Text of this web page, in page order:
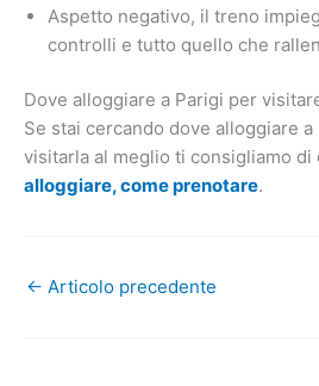
Aspetto negativo, il treno
controlli e tutto quello che
Dove alloggiare a Parigi per
Se stai cercando dove alloggiare
visitarla al meglio ti consigliamo di
alloggiare, come prenotare.
← Articolo precedente